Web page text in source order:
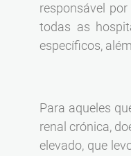
responsável
todas as
específicos,
Para aqueles
renal crónica,
elevado, que